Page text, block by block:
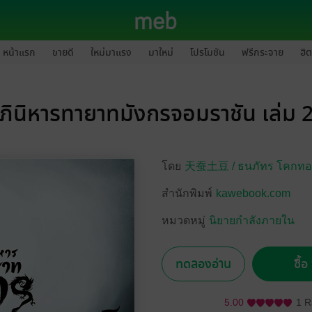
หน้าแรก ขายดี ใหม่มาแรง มาใหม่ โปรโมชัน ฟรีกระจาย ฮิ
นิหารทายาทมังกรจอมราชัน เล่ม
โดย 天蚕土豆 / ธนภัทร โคกท
สำนักพิมพ์ kawebook.com
หมวดหมู่ นิยายกำลังภายใน
ทดลองอ่าน ซื้อ
5.00 1